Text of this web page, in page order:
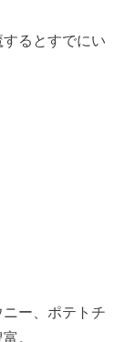
るとすでにい
ー、ポテトチ
。